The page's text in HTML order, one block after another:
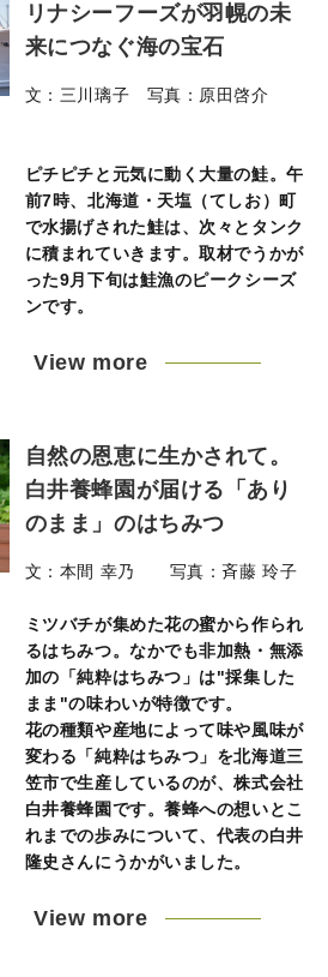
リナシーフーズが羽幌の未
来につなぐ海の宝石
文：三川璃子 写真：原田啓介
ピチピチと元気に動く大量の鮭。午
前7時、北海道・天塩（てしお）町
で水揚げされた鮭は、次々とタンク
に積まれていきます。取材でうかが
った9月下旬は鮭漁のピークシーズ
ンです。
View more
自然の恩恵に生かされて。
白井養蜂園が届ける「あり
のまま」のはちみつ
文：本間 幸乃 写真：斉藤 玲子
ミツバチが集めた花の蜜から作られ
るはちみつ。なかでも非加熱・無添
加の「純粋はちみつ」は"採集した
まま"の味わいが特徴です。
花の種類や産地によって味や風味が
変わる「純粋はちみつ」を北海道三
笠市で生産しているのが、株式会社
白井養蜂園です。養蜂への想いとこ
れまでの歩みについて、代表の白井
隆史さんにうかがいました。
View more